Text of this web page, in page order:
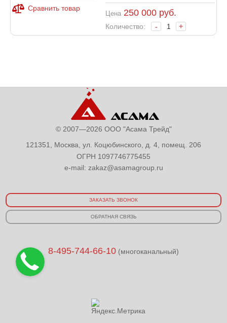
Сравнить товар
Цена 250 000 руб.
Количество: - +
© 2007—2026 ООО "Асама Трейд"
121351, Москва, ул. Коцюбинского, д. 4, помещ. 206
ОГРН 1097746775455
e-mail: zakaz@asamagroup.ru
ЗАКАЗАТЬ ЗВОНОК
ОБРАТНАЯ СВЯЗЬ
8-495-744-66-10 (многоканальный)